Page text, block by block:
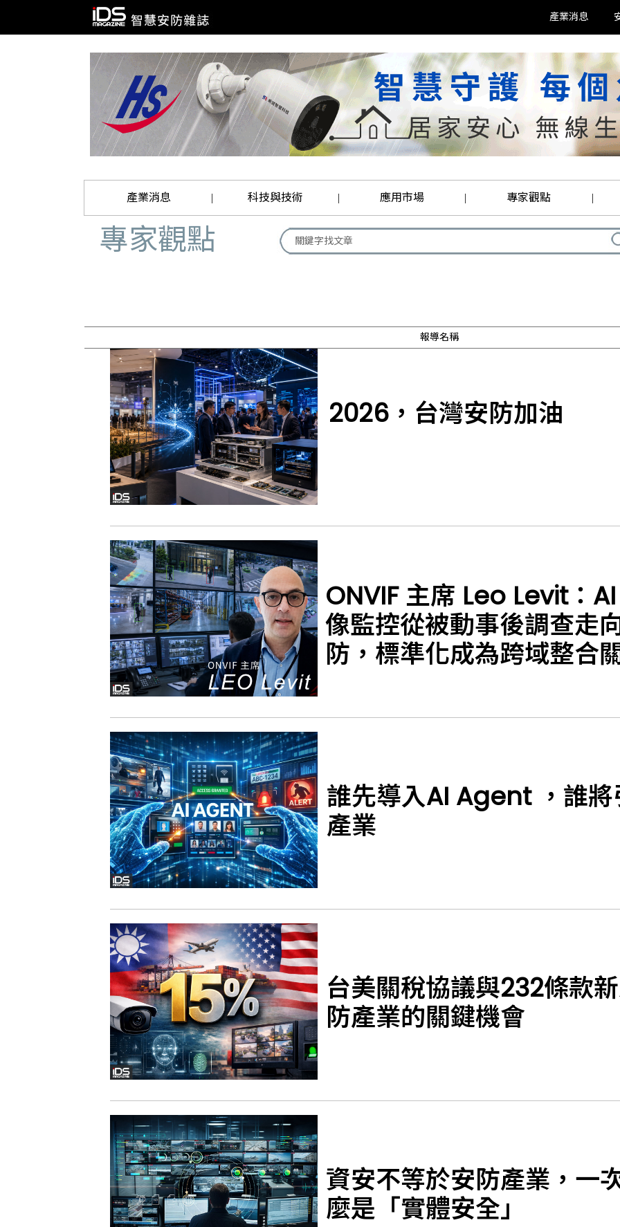
產業消息
產業消息 | 科技與技術 | 應用市場 | 專家觀點 |
專家觀點
報導名稱
2026，台灣安防加油
ONVIF 主席 Leo Levit：
像監控從被動事後調查走
防，標準化成為跨域整合
誰先導入AI Agent ，誰將
產業
台美關稅協議與232條款
防產業的關鍵機會
資安不等於安防產業，一
麼是「實體安全」